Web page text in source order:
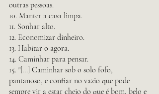
outras pessoas.
10. Manter a casa limpa.
11. Sonhar alto.
12. Economizar dinheiro.
13. Habitar o agora.
14. Caminhar para pensar.
15. "[...] Caminhar sob o solo fofo,
pantanoso, e confiar no vazio que pode
sempre vir a estar cheio do que é bom, belo e